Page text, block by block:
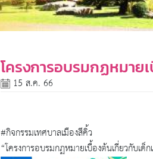
โครงการอบรมกฏหมาย
15 ส.ค. 66
#กิจกรรมเทศบาลเมืองสีคิ้ว
“โครงการอบรมกฏหมายเบื้องต้นเกี่ยวกับเ